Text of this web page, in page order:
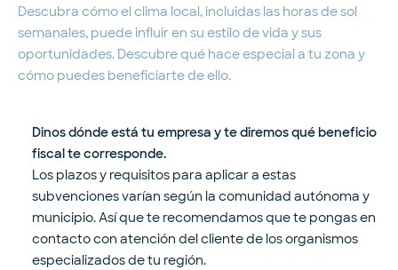
Descubra cómo el clima local, incluidas las horas de sol
semanales, puede influir en su estilo de vida y sus
oportunidades. Descubre qué hace especial a tu zona y
cómo puedes beneficiarte de ello.
Dinos dónde está tu empresa y te diremos qué beneficio
fiscal te corresponde.
Los plazos y requisitos para aplicar a estas
subvenciones varían según la comunidad autónoma y
municipio. Así que te recomendamos que te pongas en
contacto con atención del cliente de los organismos
especializados de tu región.